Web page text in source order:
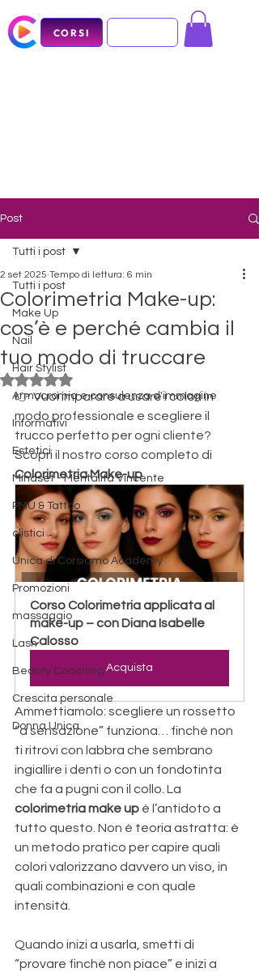
CORSI
Post
Tutti i post
Make Up
Nail
Hair Stylist
Armocromia e consulenza d'immagine
Informativi
Estetici
Mindset - Mentalità Vincente
PMU & Tattoo
olistici
Unica di Corsiamo Academy
Promozioni
massaggio
Lash
Beauty Coaching
Crescita personale
Donna Unica
Tutti i post
Colorimetria Make-up:
cos’è e perché cambia il
tuo modo di truccare
2 set 2025 Tempo di lettura: 6 min
Valutazione NaN stelle su 5.
👉 Vuoi imparare a usare i colori in
modo professionale e scegliere il
trucco perfetto per ogni cliente?
Scopri il nostro corso completo di
Colorimetria Make-up
Corso Colorimetria applicata al
make-up – con Diana Isabelle
Calosso
Acquista
Ammettiamolo: scegliere un rossetto
“a sensazione” funziona… finché non
ti ritrovi con labbra che sembrano
ingiallire i denti o con un fondotinta
che fa a pugni con il collo. La
colorimetria make up è l’antidoto a
tutto questo. Non è teoria astratta: è
un metodo pratico per capire quali
colori valorizzano davvero un viso, in
quali combinazioni e con quale
intensità.
Quando inizi a usarla, smetti di
“provare finché non piace” e inizi a